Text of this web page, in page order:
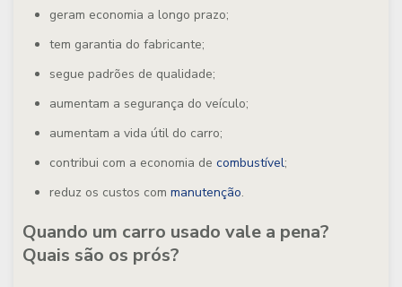
geram economia a longo prazo;
tem garantia do fabricante;
segue padrões de qualidade;
aumentam a segurança do veículo;
aumentam a vida útil do carro;
contribui com a economia de combustível;
reduz os custos com manutenção.
Quando um carro usado vale a pena?
Quais são os prós?